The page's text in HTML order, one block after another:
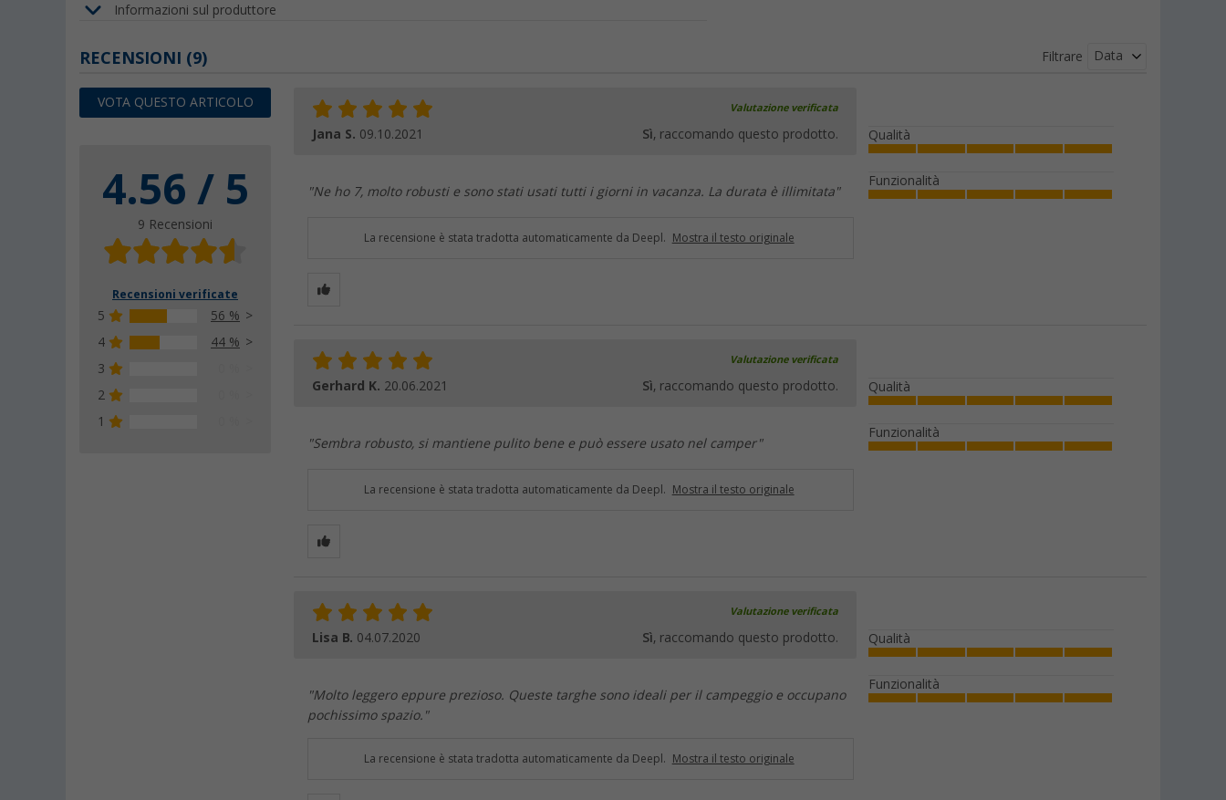
Informazioni sul produttore
RECENSIONI (9)
VOTA QUESTO ARTICOLO
4.56 / 5
9 Recensioni
Recensioni verificate
5
56 %
4
44 %
3
2
1
Filtrare Data
Valutazione verificata
Jana S. 09.10.2021 Sì, raccomando questo prodotto.
"Ne ho 7, molto robusti e sono stati usati tutti i giorni in vacanza. La durata è illimitata"
Qualità
Funzionalità
La recensione è stata tradotta automaticamente da Deepl. Mostra il testo originale
Valutazione verificata
Gerhard K. 20.06.2021 Sì, raccomando questo prodotto.
"Sembra robusto, si mantiene pulito bene e può essere usato nel camper"
Qualità
Funzionalità
La recensione è stata tradotta automaticamente da Deepl. Mostra il testo originale
Valutazione verificata
Lisa B. 04.07.2020 Sì, raccomando questo prodotto.
"Molto leggero eppure prezioso. Queste targhe sono ideali per il campeggio e occupano
pochissimo spazio."
Qualità
Funzionalità
La recensione è stata tradotta automaticamente da Deepl. Mostra il testo originale